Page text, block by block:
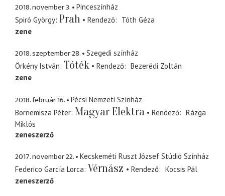
2018. november 3.
Pinceszínház
Spiró György Prah Rendező
Tóth Géza
zene
2018. szeptember 28.
Szegedi színház
Örkény István Tóték Rendező
Bezerédi Zoltán
zene
2018. február 16.
Pécsi Nemzeti Színház
Bornemisza Péter Magyar Elektra Rendező
Rázga
Miklós
zeneszerző
2017. november 22.
Kecskeméti Ruszt József Stúdió Színház
Federico García Lorca Vérnász Rendező
Kocsis Pál
zeneszerző